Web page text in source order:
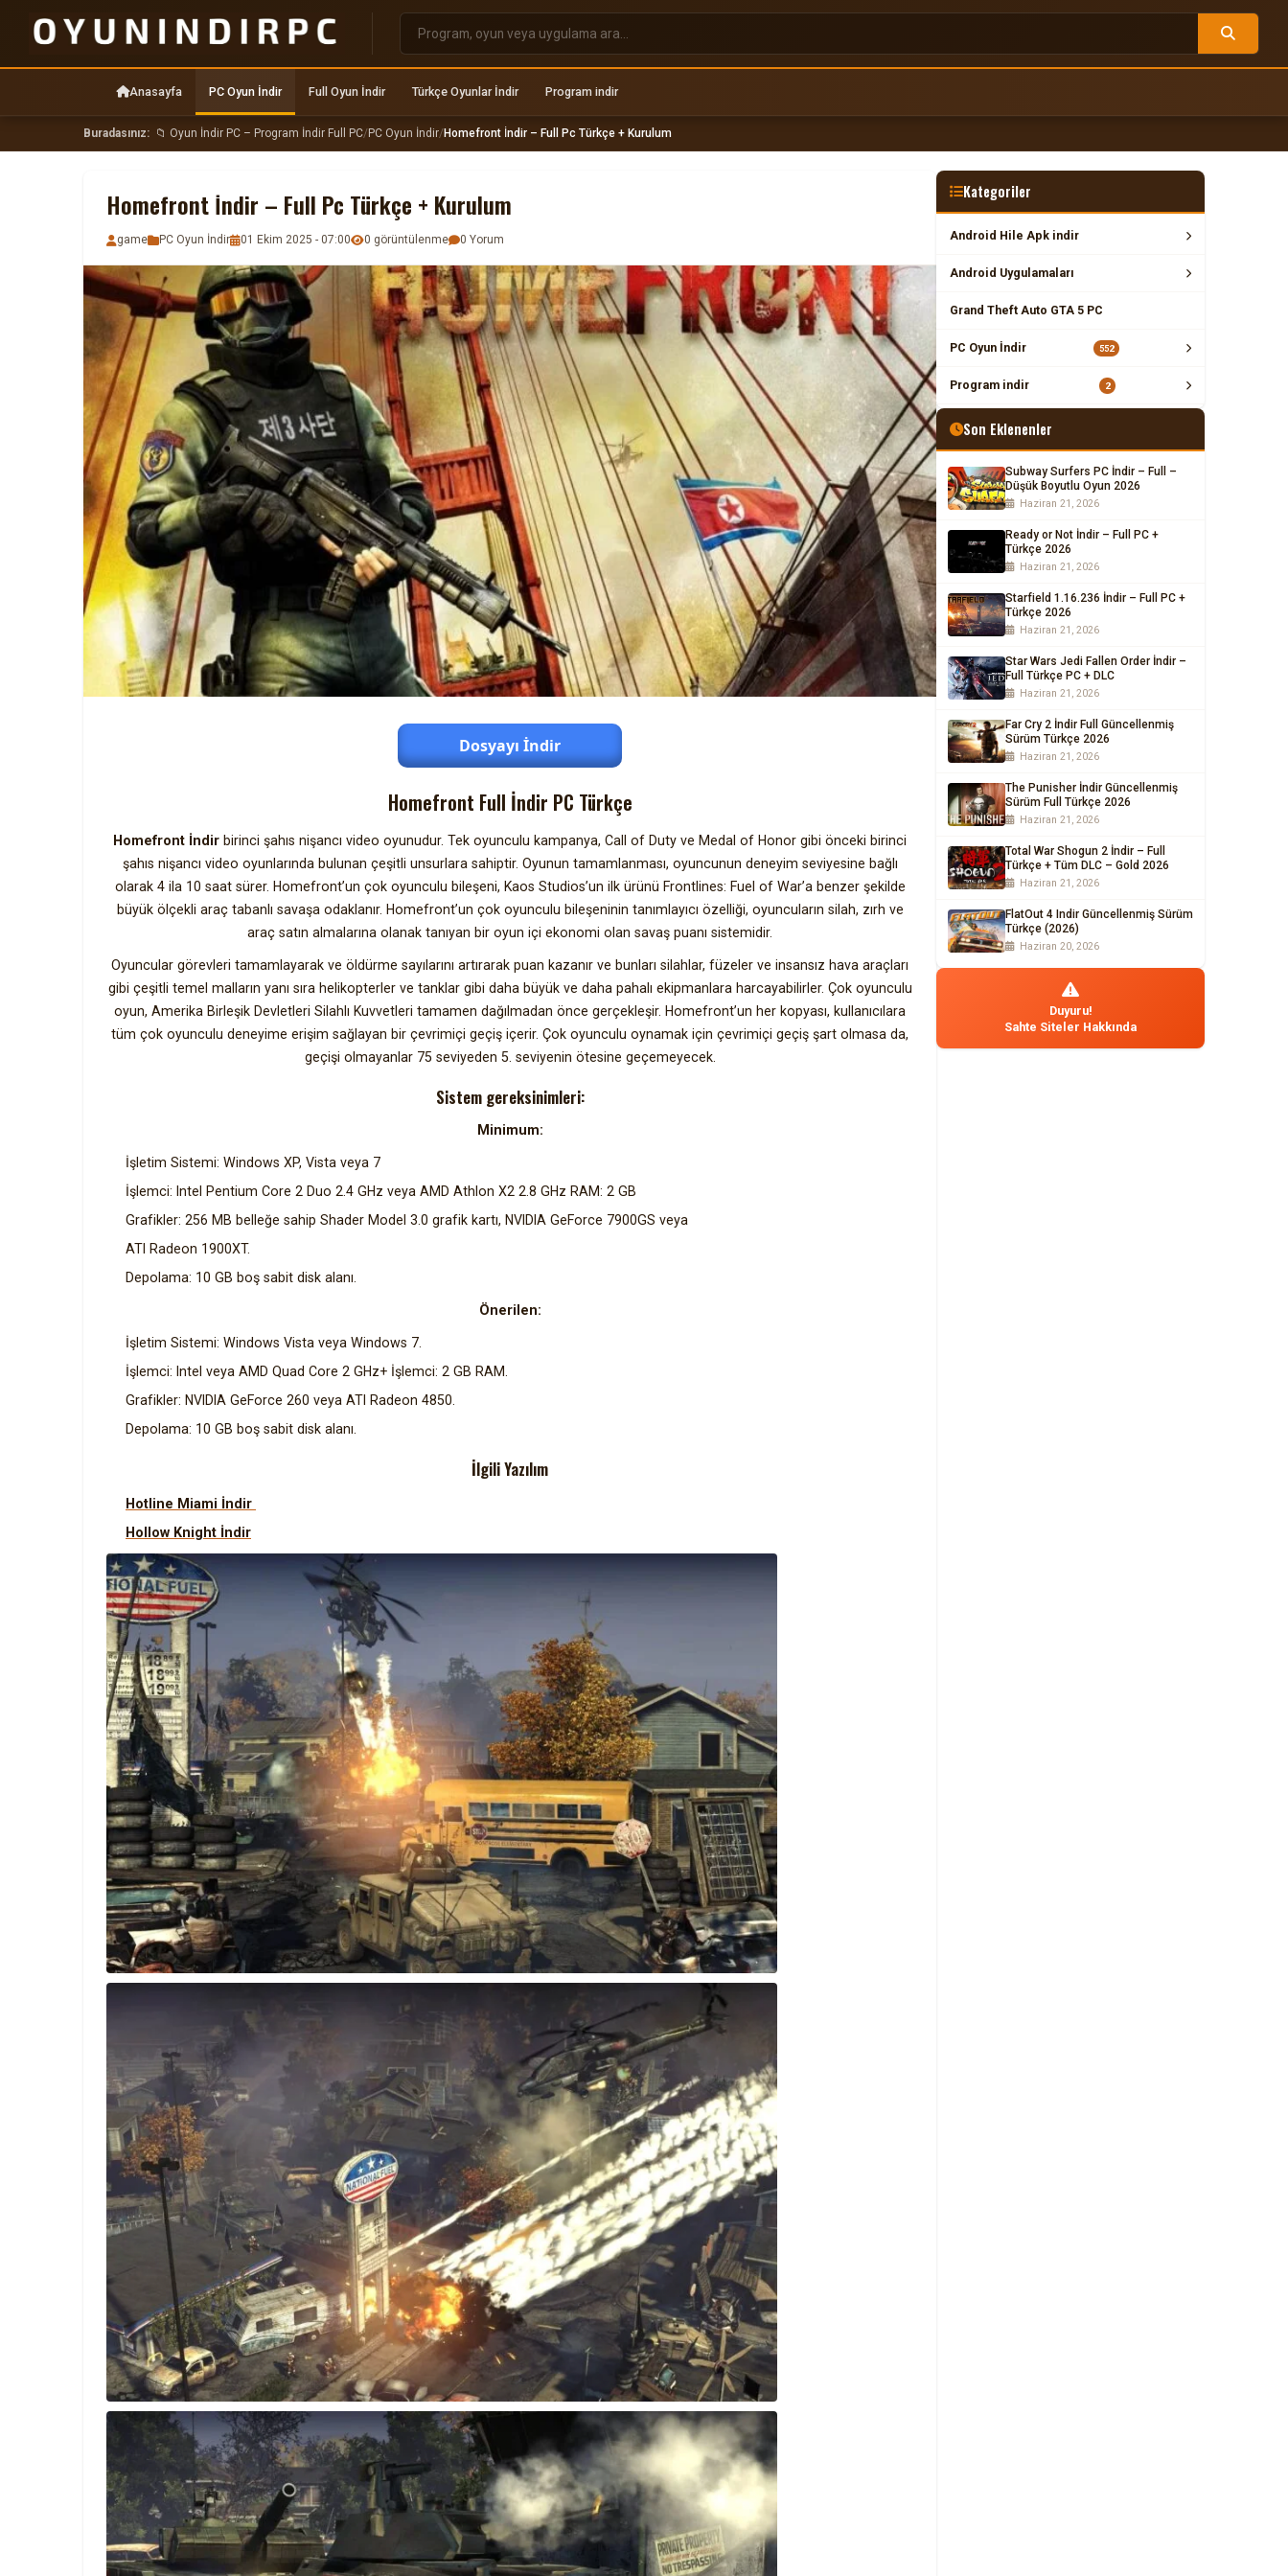
Anasayfa PC Oyun İndir Full Oyun İndir Türkçe Oyunlar İndir Program indir
Buradasınız: 📁 Oyun İndir PC – Program İndir Full PC/PC Oyun İndir/Homefront İndir – Full Pc Türkçe + Kurulum
Homefront İndir – Full Pc Türkçe + Kurulum
game PC Oyun İndir 01 Ekim 2025 - 07:00 0 görüntülenme 0 Yorum
Dosyayı İndir
Homefront Full İndir PC Türkçe
Homefront İndir birinci şahıs nişancı video oyunudur. Tek oyunculu kampanya, Call of Duty ve Medal of Honor gibi önceki birinci
şahıs nişancı video oyunlarında bulunan çeşitli unsurlara sahiptir. Oyunun tamamlanması, oyuncunun deneyim seviyesine bağlı
olarak 4 ila 10 saat sürer. Homefront’un çok oyunculu bileşeni, Kaos Studios’un ilk ürünü Frontlines: Fuel of War’a benzer şekilde
büyük ölçekli araç tabanlı savaşa odaklanır. Homefront’un çok oyunculu bileşeninin tanımlayıcı özelliği, oyuncuların silah, zırh ve
araç satın almalarına olanak tanıyan bir oyun içi ekonomi olan savaş puanı sistemidir.
Oyuncular görevleri tamamlayarak ve öldürme sayılarını artırarak puan kazanır ve bunları silahlar, füzeler ve insansız hava araçları
gibi çeşitli temel malların yanı sıra helikopterler ve tanklar gibi daha büyük ve daha pahalı ekipmanlara harcayabilirler. Çok oyunculu
oyun, Amerika Birleşik Devletleri Silahlı Kuvvetleri tamamen dağılmadan önce gerçekleşir. Homefront’un her kopyası, kullanıcılara
tüm çok oyunculu deneyime erişim sağlayan bir çevrimiçi geçiş içerir. Çok oyunculu oynamak için çevrimiçi geçiş şart olmasa da,
geçişi olmayanlar 75 seviyeden 5. seviyenin ötesine geçemeyecek.
Sistem gereksinimleri:
Minimum:
İşletim Sistemi: Windows XP, Vista veya 7
İşlemci: Intel Pentium Core 2 Duo 2.4 GHz veya AMD Athlon X2 2.8 GHz RAM: 2 GB
Grafikler: 256 MB belleğe sahip Shader Model 3.0 grafik kartı, NVIDIA GeForce 7900GS veya
ATI Radeon 1900XT.
Depolama: 10 GB boş sabit disk alanı.
Önerilen:
İşletim Sistemi: Windows Vista veya Windows 7.
İşlemci: Intel veya AMD Quad Core 2 GHz+ İşlemci: 2 GB RAM.
Grafikler: NVIDIA GeForce 260 veya ATI Radeon 4850.
Depolama: 10 GB boş sabit disk alanı.
İlgili Yazılım
Hotline Miami İndir
Hollow Knight İndir
Kategoriler
Android Hile Apk indir
Android Uygulamaları
Grand Theft Auto GTA 5 PC
PC Oyun İndir 552
Program indir 2
Son Eklenenler
Subway Surfers PC İndir – Full –
Düşük Boyutlu Oyun 2026
Haziran 21, 2026
Ready or Not İndir – Full PC +
Türkçe 2026
Haziran 21, 2026
Starfield 1.16.236 İndir – Full PC +
Türkçe 2026
Haziran 21, 2026
Star Wars Jedi Fallen Order İndir –
Full Türkçe PC + DLC
Haziran 21, 2026
Far Cry 2 İndir Full Güncellenmiş
Sürüm Türkçe 2026
Haziran 21, 2026
The Punisher İndir Güncellenmiş
Sürüm Full Türkçe 2026
Haziran 21, 2026
Total War Shogun 2 İndir – Full
Türkçe + Tüm DLC – Gold 2026
Haziran 21, 2026
FlatOut 4 Indir Güncellenmiş Sürüm
Türkçe (2026)
Haziran 20, 2026
Duyuru!
Sahte Siteler Hakkında